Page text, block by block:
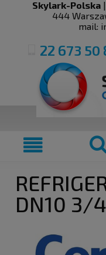
Skylark-Polska
444
mail:
22 673 50
DN10 3/